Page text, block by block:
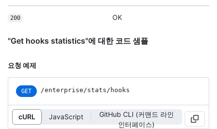
200 OK
"Get hooks statistics"에 대한 코드 샘플
요청 예제
GET /enterprise/stats/hooks
cURL JavaScript
GitHub CLI (커맨드 라인
인터페이스)